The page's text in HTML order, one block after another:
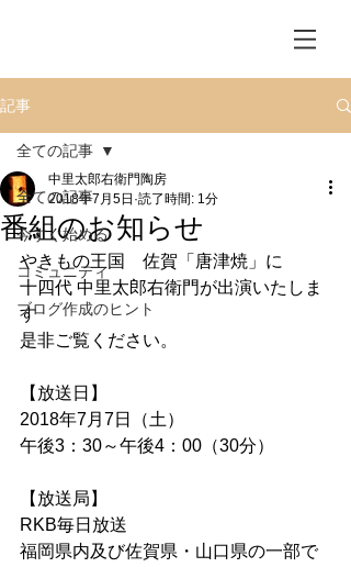
記事
全ての記事
今すぐ始める
コミュニティ
ブログ作成のヒント
全ての記事
番組のお知らせ
中里太郎右衛門陶房
2018年7月5日 読了時間: 1分
やきもの王国　佐賀「唐津焼」に
十四代 中里太郎右衛門が出演いたしま
す
是非ご覧ください。
【放送日】
2018年7月7日（土）
午後3：30～午後4：00（30分）
【放送局】
RKB毎日放送
福岡県内及び佐賀県・山口県の一部で